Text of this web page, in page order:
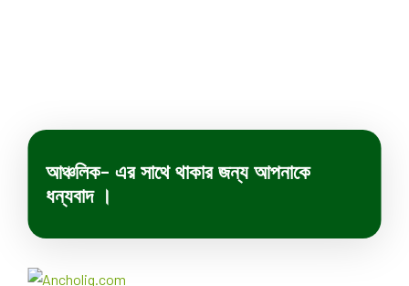
আঞ্চলিক- এর সাথে থাকার জন্য আপনাকে
ধন্যবাদ ।